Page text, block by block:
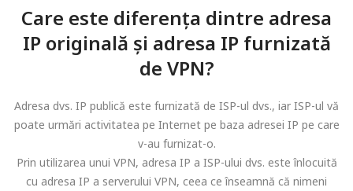
Care este diferența dintre adresa
IP originală și adresa IP furnizată
de VPN?
Adresa dvs. IP publică este furnizată de ISP-ul dvs., iar ISP-ul vă
poate urmări activitatea pe Internet pe baza adresei IP pe care
v-au furnizat-o.
Prin utilizarea unui VPN, adresa IP a ISP-ului dvs. este înlocuită
cu adresa IP a serverului VPN, ceea ce înseamnă că nimeni